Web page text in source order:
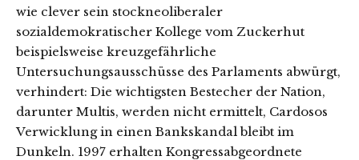
wie clever sein stockneoliberaler
sozialdemokratischer Kollege vom Zuckerhut
beispielsweise kreuzgefährliche
Untersuchungsausschüsse des Parlaments abwürgt,
verhindert: Die wichtigsten Bestecher der Nation,
darunter Multis, werden nicht ermittelt, Cardosos
Verwicklung in einen Bankskandal bleibt im
Dunkeln. 1997 erhalten Kongressabgeordnete